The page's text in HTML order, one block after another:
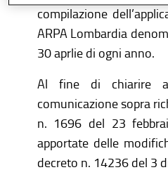
compilazione
ARPA Lombardia
30 aprlie di ogni anno.
Al fine di chiarire
comunicazione sopra
n. 1696 del 23
apportate delle
decreto n. 14236 del 3